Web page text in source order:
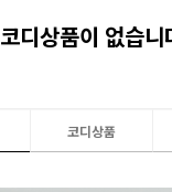
코디상품이 없습니
코디상품